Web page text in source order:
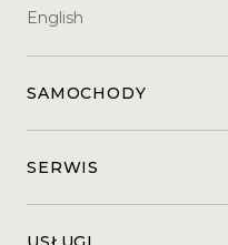
English
SAMOCHODY
SERWIS